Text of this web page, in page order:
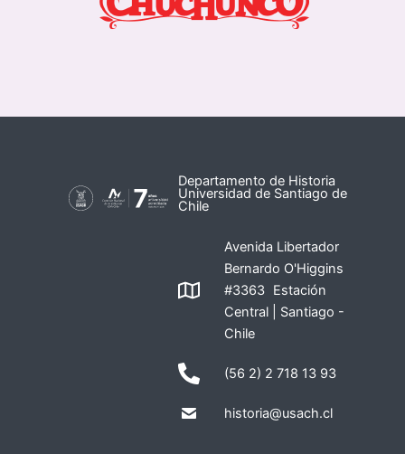
Departamento de Historia
Universidad de Santiago de
Chile
Avenida Libertador
Bernardo O'Higgins
#3363 Estación
Central | Santiago -
Chile
(56 2) 2 718 13 93
historia@usach.cl